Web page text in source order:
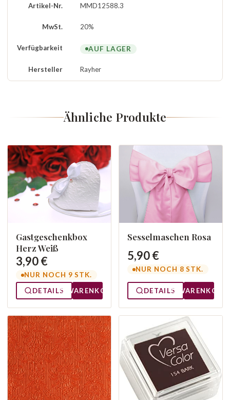
Artikel-Nr. MMD12588.3
MwSt. 20%
Verfügbarkeit AUF LAGER
Hersteller Rayher
Ähnliche Produkte
Gastgeschenkbox
Herz Weiß
3,90 €
NUR NOCH 9 STK.
DETAILS
WARENKORB
Sesselmaschen Rosa
5,90 €
NUR NOCH 8 STK.
DETAILS WARENKORB